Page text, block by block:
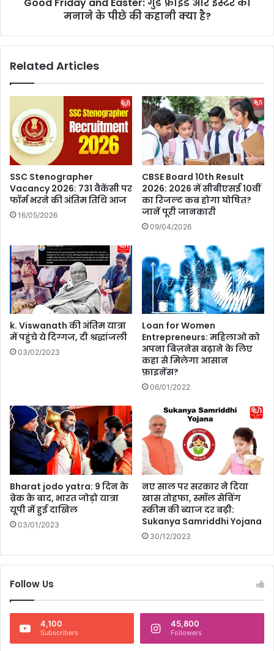
से
ड़े
का
क्या
है
म
त
ल
ब
a
गु
ड
इ
डे
र
स्ट
र
को
म
ना
ने
के
पी
छे
क्या
है
?
मनाने के पीछे की कहानी क्या है?
Related Articles
SSC Stenographer
Vacancy 2026: 731 वैकेंसी पर
फॉर्म भरने की अंतिम तिथि आज
16/05/2026
CBSE Board 10th Result
2026: 2026 में सीबीएसई 10वीं
का रिजल्ट कब होगा घोषित?
जानें पूरी जानकारी
09/04/2026
k. Viswanath की अंतिम यात्रा
में पहुंचे ये दिग्गज, दी श्रद्धांजली
03/02/2023
Loan for Women
Entrepreneurs: महिलाओ को
अपना बिज़नेस बढ़ाने के लिए
कहा से मिलेगा आसान
फ़ाइनेंस?
06/01/2022
Bharat jodo yatra: 9 दिन के
ब्रेक के बाद, भारत जोड़ो यात्रा
यूपी में हुई दाखिल
03/01/2023
नए साल पर सरकार ने दिया
खास तोहफा, स्मॉल सेविंग
स्कीम की ब्याज दर बढ़ी:
Sukanya Samriddhi Yojana
30/12/2023
Follow Us
4,100
Subscribers
45,800
Followers